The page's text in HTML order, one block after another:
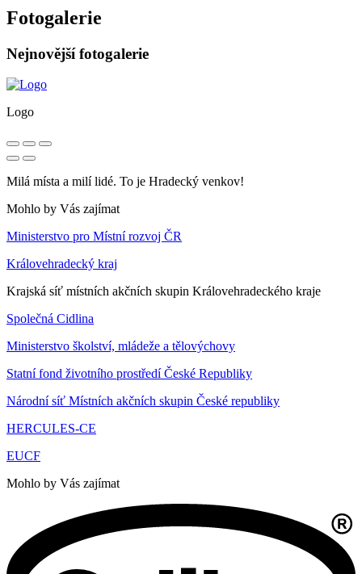
Fotogalerie
Nejnovější fotogalerie
Logo
Milá místa a milí lidé. To je Hradecký venkov!
Mohlo by Vás zajímat
Ministerstvo pro Místní rozvoj ČR
Královehradecký kraj
Krajská síť místních akčních skupin Královehradeckého kraje
Společná Cidlina
Ministerstvo školství, mládeže a tělovýchovy
Statní fond životního prostředí České Republiky
Národní síť Místních akčních skupin České republiky
HERCULES-CE
EUCF
Mohlo by Vás zajímat